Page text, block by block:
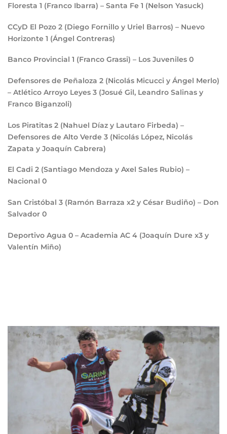
Floresta 1 (Franco Ibarra) – Santa Fe 1 (Nelson Yasuck)
CCyD El Pozo 2 (Diego Fornillo y Uriel Barros) – Nuevo
Horizonte 1 (Ángel Contreras)
Banco Provincial 1 (Franco Grassi) – Los Juveniles 0
Defensores de Peñaloza 2 (Nicolás Micucci y Ángel Merlo)
– Atlético Arroyo Leyes 3 (Josué Gil, Leandro Salinas y
Franco Biganzoli)
Los Piratitas 2 (Nahuel Díaz y Lautaro Firbeda) –
Defensores de Alto Verde 3 (Nicolás López, Nicolás
Zapata y Joaquín Cabrera)
El Cadi 2 (Santiago Mendoza y Axel Sales Rubio) –
Nacional 0
San Cristóbal 3 (Ramón Barraza x2 y César Budiño) – Don
Salvador 0
Deportivo Agua 0 – Academia AC 4 (Joaquín Dure x3 y
Valentín Miño)